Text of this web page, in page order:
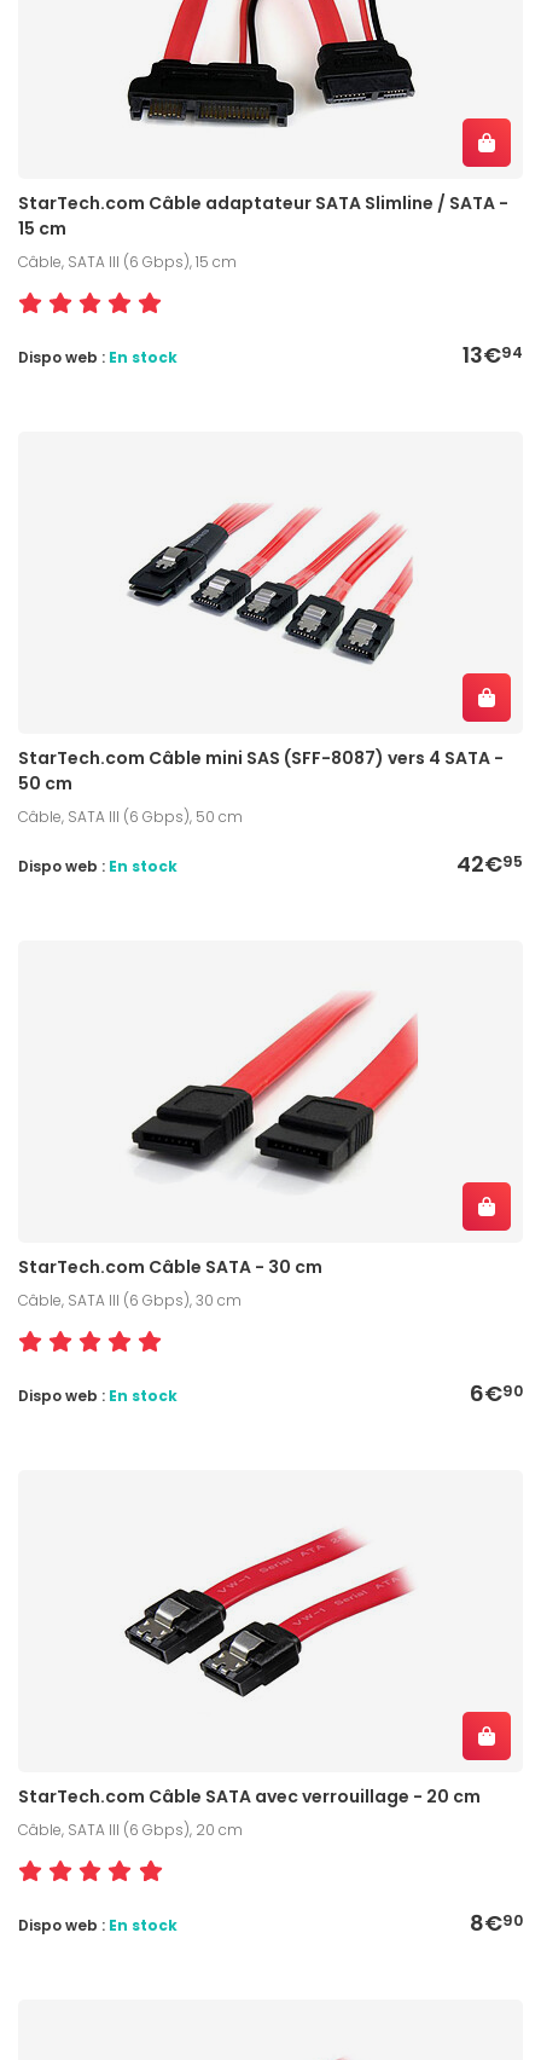
StarTech.com Câble adaptateur SATA Slimline / SATA -
15 cm
Câble, SATA III (6 Gbps), 15 cm
13€94
Dispo web : En stock
StarTech.com Câble mini SAS (SFF-8087) vers 4 SATA -
50 cm
Câble, SATA III (6 Gbps), 50 cm
42€95
Dispo web : En stock
StarTech.com Câble SATA - 30 cm
Câble, SATA III (6 Gbps), 30 cm
6€90
Dispo web : En stock
StarTech.com Câble SATA avec verrouillage - 20 cm
Câble, SATA III (6 Gbps), 20 cm
8€90
Dispo web : En stock